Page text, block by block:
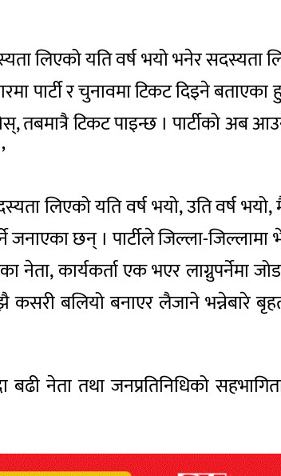
लिएको यति वर्ष भयो भनेर सदस्यता
पार्टी र चुनावमा टिकट दिइने
तबमात्रै टिकट पाइन्छ । पार्टीको अब
लिएको यति वर्ष भयो, उति वर्ष
जनाएका छन् । पार्टीले जिल्ला-जिल्लामा
नेता, कार्यकर्ता एक भएर लाग्नुपर्नेमा
कसरी बलियो बनाएर लैजाने
बढी नेता तथा जनप्रतिनिधिको